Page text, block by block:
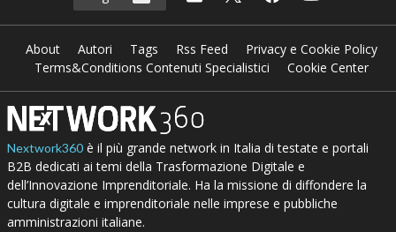
About Autori Tags Rss Feed
Privacy e Cookie Policy
Terms&Conditions Contenuti Specialistici
Cookie Center
Nextwork360è il più grande network in Italia di testate e portali
B2B dedicati ai temi della Trasformazione Digitale e
dell’Innovazione Imprenditoriale. Ha la missione di diffondere la
cultura digitale e imprenditoriale nelle imprese e pubbliche
amministrazioni italiane.